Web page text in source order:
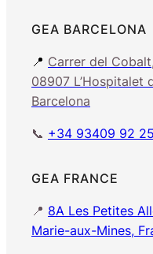
GEA BARCELONA
📍 Carrer del
08907 L’Hospitalet
Barcelona
📞 +34 93409 92 25
GEA FRANCE
📍 8A Les Petites
Marie-aux-Mines,